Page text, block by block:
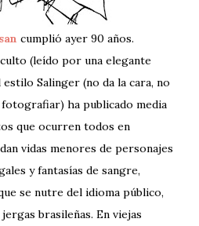
cumplió ayer 90 años.
(leído por una elegante
Salinger (no da la cara, no
ha publicado media
que ocurren todos en
vidas menores de personajes
y fantasías de sangre,
se nutre del idioma público,
brasileñas. En viejas